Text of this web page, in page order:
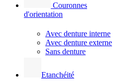
Couronnes
d'orientation
Avec denture interne
Avec denture externe
Sans denture
Etanchéité